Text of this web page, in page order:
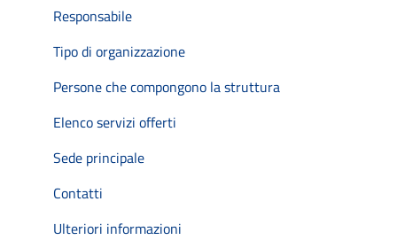
Responsabile
Tipo di organizzazione
Persone che compongono la struttura
Elenco servizi offerti
Sede principale
Contatti
Ulteriori informazioni